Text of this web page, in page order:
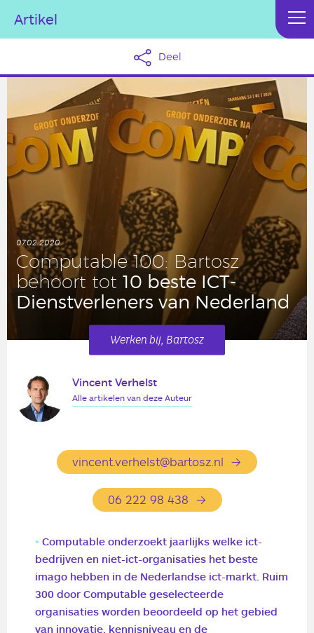
Artikel
Deel
Com­pu­ta­ble 100: Bartosz
behoort tot10 beste ICT-
Dienst­ver­le­ners van Ne­der­land
07.02.2020
Werken bij, Bartosz
Computable onderzoekt jaarlijks welke ict-
bedrijven en niet-ict-organisaties het beste
imago hebben in de Nederlandse ict-markt. Ruim
300 door Computable geselecteerde
organisaties worden beoordeeld op het gebied
van innovatie, kennisniveau en de
Vincent Verhelst
Alle artikelen van deze Auteur
vincent.verhelst@bartosz.nl
06 222 98 438